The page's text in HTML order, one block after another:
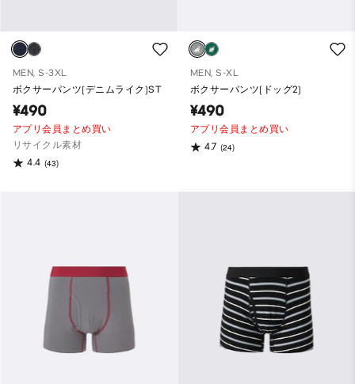
MEN, S-3XL
ボクサーパンツ(デニムライク)ST
¥490
アプリ会員まとめ買い
リサイクル素材
4.4 (43)
MEN, S-XL
ボクサーパンツ(ドッグ2)
¥490
アプリ会員まとめ買い
4.7 (24)